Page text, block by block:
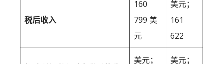
税后收入
160
799 美
元
美元；
161
622
美元； 美元；